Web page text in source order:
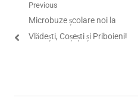
Navigare
Previous
Previous
post:
Microbuze școlare noi la
Vlădești, Coșești și Priboieni!